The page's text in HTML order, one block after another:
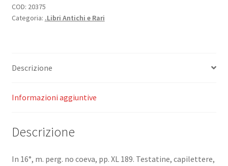
recensione
Nicolai
Petri
V.
COD: 20375
Categoria: .Libri Antichi e Rari
Descrizione
Informazioni aggiuntive
Descrizione
In 16°, m. perg. no coeva, pp. XL 189. Testatine, capilettere,